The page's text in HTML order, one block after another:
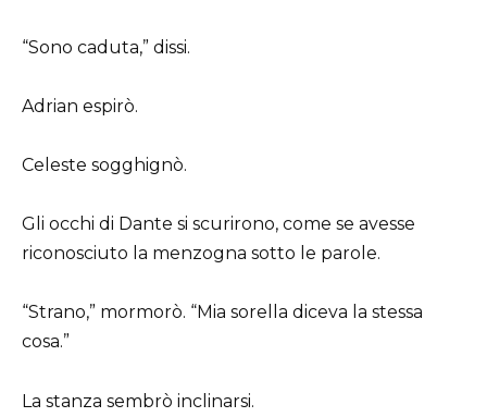
“Sono caduta,” dissi.
Adrian espirò.
Celeste sogghignò.
Gli occhi di Dante si scurirono, come se avesse
riconosciuto la menzogna sotto le parole.
“Strano,” mormorò. “Mia sorella diceva la stessa
cosa.”
La stanza sembrò inclinarsi.